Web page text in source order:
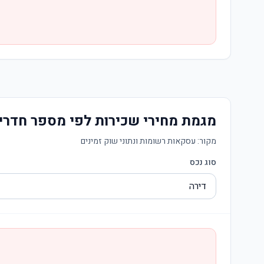
מגמת מחירי שכירות לפי מספר
מקור: עסקאות רשומות ונתוני שוק זמינים
סוג נכס